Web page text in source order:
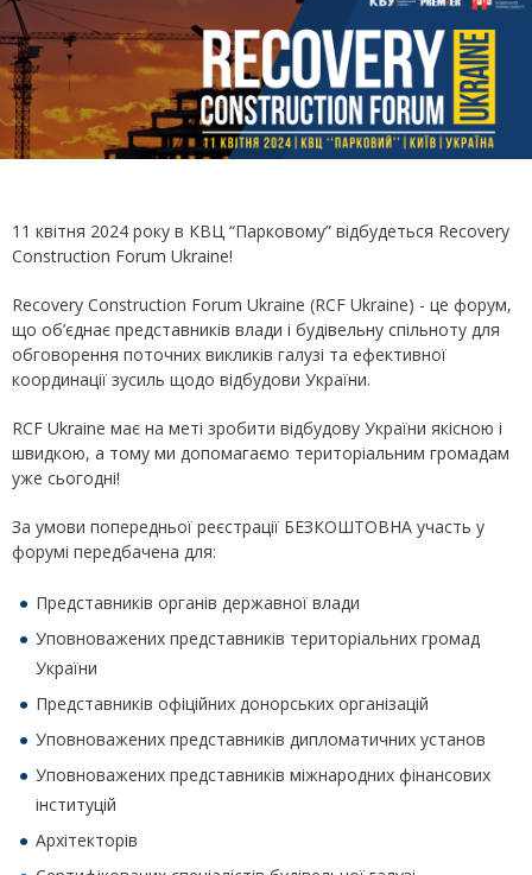
11 квітня 2024 року в КВЦ “Парковому” відбудеться Recovery
Construction Forum Ukraine!
Recovery Construction Forum Ukraine (RCF Ukraine) - це форум,
що об’єднає представників влади і будівельну спільноту для
обговорення поточних викликів галузі та ефективної
координації зусиль щодо відбудови України.
RCF Ukraine має на меті зробити відбудову України якісною і
швидкою, а тому ми допомагаємо територіальним громадам
уже сьогодні!
За умови попередньої реєстрації БЕЗКОШТОВНА участь у
форумі передбачена для:
Представників органів державної влади
Уповноважених представників територіальних громад
України
Представників офіційних донорських організацій
Уповноважених представників дипломатичних установ
Уповноважених представників міжнародних фінансових
інституцій
Архітекторів